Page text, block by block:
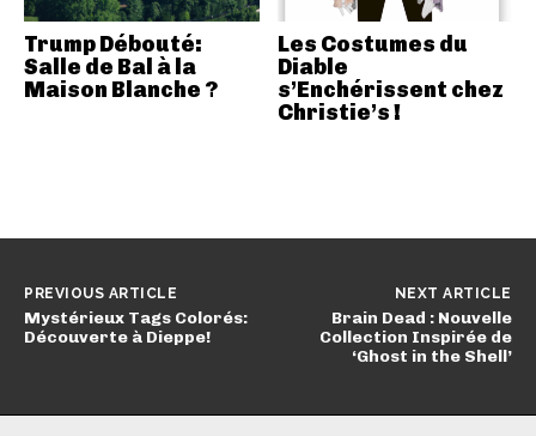
Trump Débouté:
Salle de Bal à la
Maison Blanche ?
Les Costumes du
Diable
s’Enchérissent chez
Christie’s !
PREVIOUS ARTICLE
Mystérieux Tags Colorés:
Découverte à Dieppe!
NEXT ARTICLE
Brain Dead : Nouvelle
Collection Inspirée de
‘Ghost in the Shell’